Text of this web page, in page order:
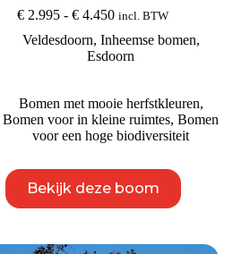
€ 2.995 - € 4.450Prijsklasse:
tot
€ 4.450
incl. BTW
Veldesdoorn, Inheemse bomen,
Esdoorn
Bomen met mooie herfstkleuren,
Bomen voor in kleine ruimtes,Bomen
voor een hoge biodiversiteit
Bekijk deze boom
product
heeft
variaties.